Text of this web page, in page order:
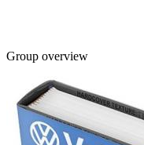
Group overview